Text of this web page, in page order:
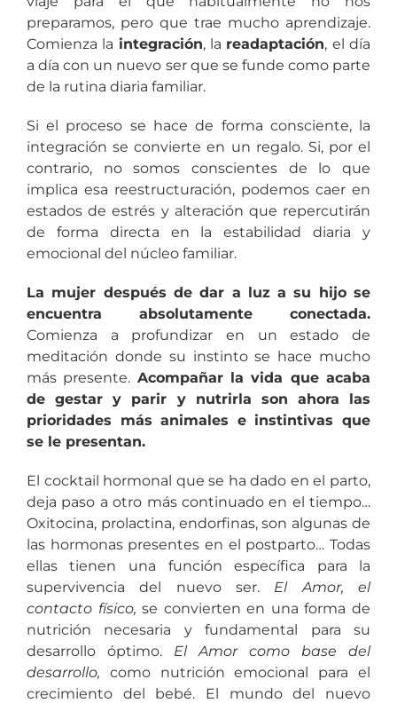
preparamos, pero que trae mucho aprendizaje.
Comienza la integración, la readaptación, el día
a día con un nuevo ser que se funde como parte
de la rutina diaria familiar.
Si el proceso se hace de forma consciente, la
integración se convierte en un regalo. Si, por el
contrario, no somos conscientes de lo que
implica esa reestructuración, podemos caer en
estados de estrés y alteración que repercutirán
de forma directa en la estabilidad diaria y
emocional del núcleo familiar.
La mujer después de dar a luz a su hijo se
encuentra absolutamente conectada.
Comienza a profundizar en un estado de
meditación donde su instinto se hace mucho
más presente. Acompañar la vida que acaba
de gestar y parir y nutrirla son ahora las
prioridades más animales e instintivas que
se le presentan.
El cocktail hormonal que se ha dado en el parto,
deja paso a otro más continuado en el tiempo…
Oxitocina, prolactina, endorfinas, son algunas de
las hormonas presentes en el postparto… Todas
ellas tienen una función específica para la
supervivencia del nuevo ser. El Amor, el
contacto físico, se convierten en una forma de
nutrición necesaria y fundamental para su
desarrollo óptimo. El Amor como base del
desarrollo, como nutrición emocional para el
crecimiento del bebé. El mundo del nuevo